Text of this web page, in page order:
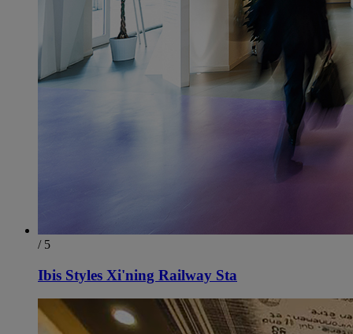
/ 5
Ibis Styles Xi'ning Railway Sta